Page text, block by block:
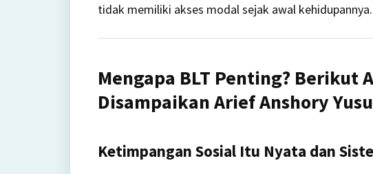
tidak memiliki akses modal sejak awal kehidupannya.
Mengapa BLT Penting? Berikut
Disampaikan Arief Anshory
Ketimpangan Sosial Itu Nyata dan